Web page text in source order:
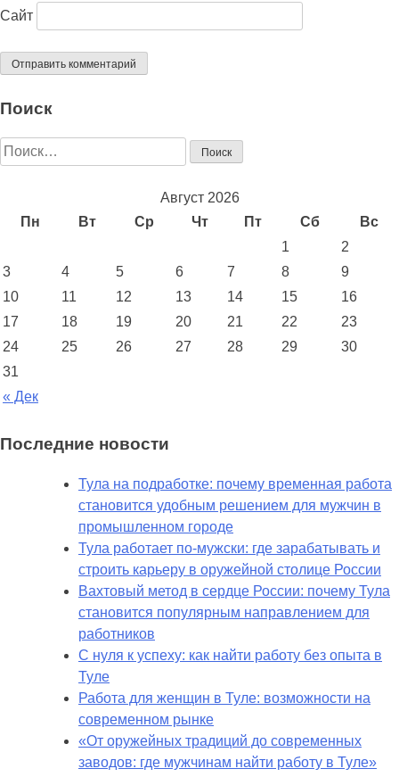
Сайт
Поиск
Найти:
Август 2026
Пн
Вт Ср Чт Пт Сб Вс
« Дек
1
2
3
4 5 6 7 8
9
10
11 12 13 14 15
16
17
18 19 20 21 22
23
24
25 26 27 28 29
30
31
Последние новости
Тула на подработке: почему временная работа
становится удобным решением для мужчин в
промышленном городе
Тула работает по-мужски: где зарабатывать и
строить карьеру в оружейной столице России
Вахтовый метод в сердце России: почему Тула
становится популярным направлением для
работников
С нуля к успеху: как найти работу без опыта в
Туле
Работа для женщин в Туле: возможности на
современном рынке
«От оружейных традиций до современных
заводов: где мужчинам найти работу в Туле»